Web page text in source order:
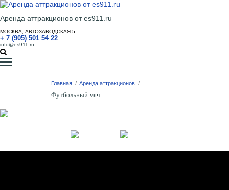
Аренда аттракционов от es911.ru
МОСКВА, АВТОЗАВОДСКАЯ 5
+ 7 (905) 501 54 22
info@es911.ru
Главная / Аренда аттракционов /
Футбольный мяч